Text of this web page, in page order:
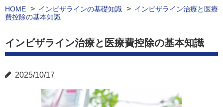
HOME インビザラインの基礎知識
インビザライン治療と医療
費控除の基本知識
インビザライン治療と医療費控除の基本知識
2025/10/17